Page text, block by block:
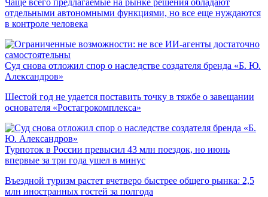
Чаще всего предлагаемые на рынке решения обладают
отдельными автономными функциями, но все еще нуждаются
в контроле человека
Суд снова отложил спор о наследстве создателя бренда «Б. Ю.
Александров»
Шестой год не удается поставить точку в тяжбе о завещании
основателя «Ростагрокомплекса»
Турпоток в России превысил 43 млн поездок, но июнь
впервые за три года ушел в минус
Въездной туризм растет вчетверо быстрее общего рынка: 2,5
млн иностранных гостей за полгода